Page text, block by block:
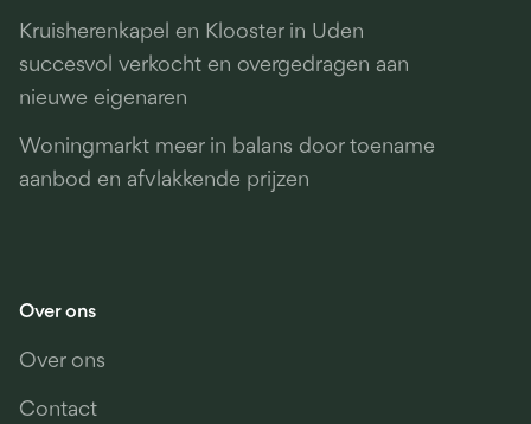
Kruisherenkapel en Klooster in Uden
succesvol verkocht en overgedragen aan
nieuwe eigenaren
Woningmarkt meer in balans door toename
aanbod en afvlakkende prijzen
Over ons
Over ons
Contact